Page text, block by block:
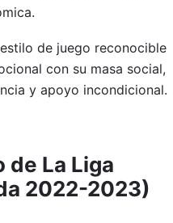
de juego reconocible
con su masa social,
y apoyo incondicional.
de La Liga
2022-2023)